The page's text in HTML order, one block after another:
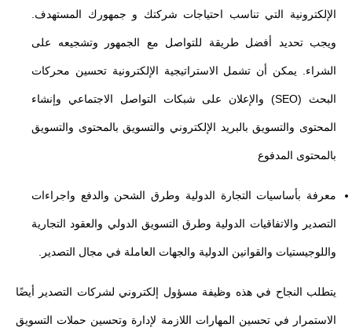
الإلكترونية التي تناسب احتياجات شركتك و جمهورك المستهدف.
ويجب تحديد أفضل طريقة للتواصل مع الجمهور وتشجيعه على
الشراء. يمكن أن تشمل الاستراتيجية الإلكترونية تحسين محركات
البحث (SEO) والإعلان على شبكات التواصل الاجتماعي وإنشاء
المحتوى والتسويق بالبريد الإلكتروني والتسويق بالمحتوى والتسويق
بالمحتوى المدفوع
معرفة بأساسيات التجارة الدولية وطرق الشحن والدفع واجراءات
التصدير والاتفاقيات الدولية وطرق التسويق الدولي والعقود التجارية
واللوجيستيات والقوانين الدولية والجهات العاملة في مجال التصدير.
يتطلب النجاح في هذه وظيفة مسؤول إلكتروني لشركات التصدير أيضًا
الاستمرار في تحسين المهارات اللازمة لإدارة وتحسين حملات التسويق